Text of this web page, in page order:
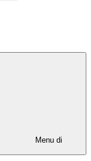
Menu di